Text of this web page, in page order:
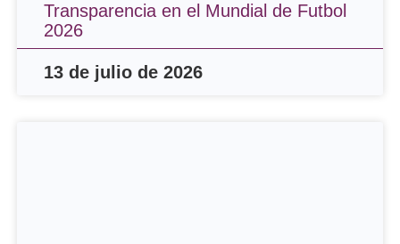
Transparencia en el Mundial de Futbol
2026
13 de julio de 2026